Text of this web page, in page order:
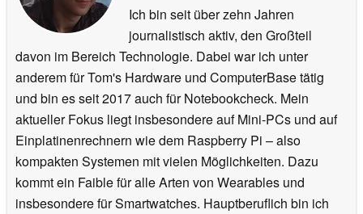
Ich bin seit über zehn Jahren
journalistisch aktiv, den Großteil
davon im Bereich Technologie. Dabei war ich unter
anderem für Tom's Hardware und ComputerBase tätig
und bin es seit 2017 auch für Notebookcheck. Mein
aktueller Fokus liegt insbesondere auf Mini-PCs und auf
Einplatinenrechnern wie dem Raspberry Pi – also
kompakten Systemen mit vielen Möglichkeiten. Dazu
kommt ein Faible für alle Arten von Wearables und
insbesondere für Smartwatches. Hauptberuflich bin ich